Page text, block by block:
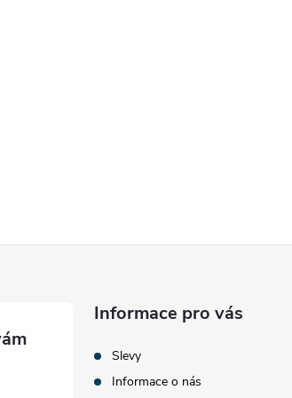
Informace pro vás
Slevy
Informace o nás